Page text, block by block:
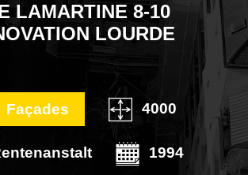
LAMARTINE 8-10
LOURDE
Façades 4000
1994